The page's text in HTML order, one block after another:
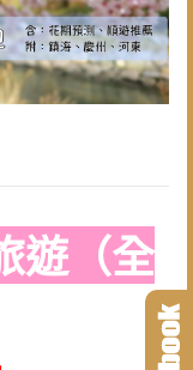
遊（全